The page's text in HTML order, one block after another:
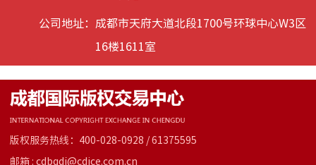
公司地址： 成都市天府大道北段1700号环球中心W3区
16楼1611室
版权服务热线：400-028-0928 / 61375595
邮箱 : cdbqdj@cdice.com.cn